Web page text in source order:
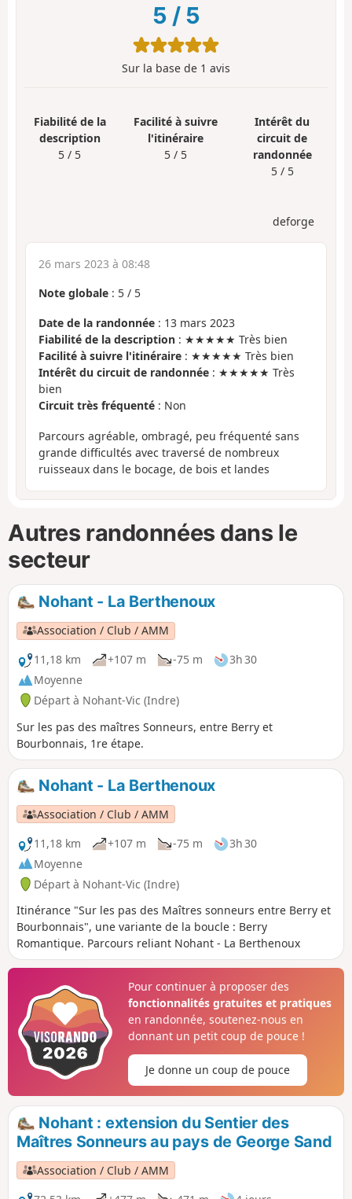
5 / 5
Sur la base de 1 avis
Fiabilité de la
description
5 / 5
Facilité à suivre
l'itinéraire
5 / 5
Intérêt du
circuit de
randonnée
5 / 5
deforge
26 mars 2023 à 08:48
Note globale : 5 / 5
Date de la randonnée : 13 mars 2023
Fiabilité de la description : ★★★★★ Très bien
Facilité à suivre l'itinéraire : ★★★★★ Très bien
Intérêt du circuit de randonnée : ★★★★★ Très
bien
Circuit très fréquenté : Non
Parcours agréable, ombragé, peu fréquenté sans
grande difficultés avec traversé de nombreux
ruisseaux dans le bocage, de bois et landes
Autres randonnées dans le
secteur
Nohant - La Berthenoux
Association / Club / AMM
11,18 km
+107 m -75 m
3h 30
Moyenne
Départ à Nohant-Vic (Indre)
Sur les pas des maîtres Sonneurs, entre Berry et
Bourbonnais, 1re étape.
Nohant - La Berthenoux
Association / Club / AMM
11,18 km
+107 m -75 m
3h 30
Moyenne
Départ à Nohant-Vic (Indre)
Itinérance "Sur les pas des Maîtres sonneurs entre Berry et
Bourbonnais", une variante de la boucle : Berry
Romantique. Parcours reliant Nohant - La Berthenoux
Pour continuer à proposer des
fonctionnalités gratuites et pratiques
en randonnée, soutenez-nous en
donnant un petit coup de pouce !
Je donne un coup de pouce
Nohant : extension du Sentier des
Maîtres Sonneurs au pays de George Sand
Association / Club / AMM